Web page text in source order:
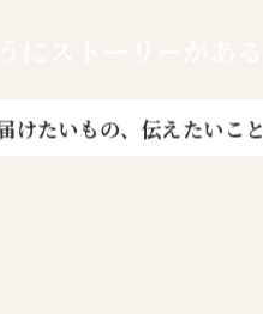
けたいもの、伝えたいこと